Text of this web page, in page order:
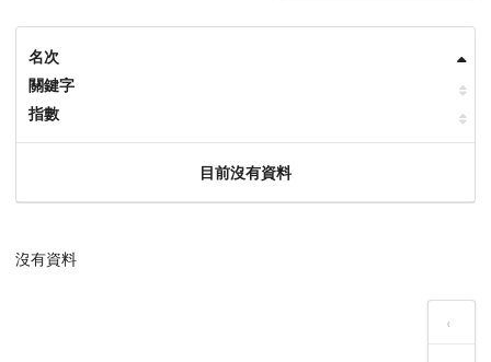
名次
關鍵字
指數
目前沒有資料
沒有資料
‹